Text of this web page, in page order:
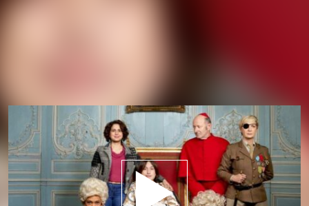
Jouer la bande-annonce